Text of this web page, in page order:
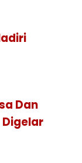
Dan
Digelar